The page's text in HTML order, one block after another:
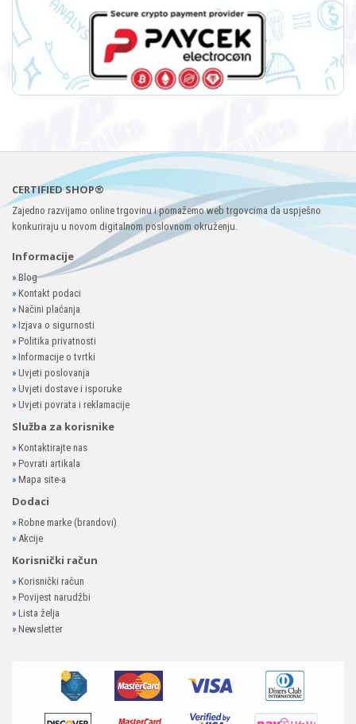
CERTIFIED SHOP®
Zajedno razvijamo online trgovinu i pomažemo web trgovcima da uspješno
konkuriraju u novom digitalnom poslovnom okruženju.
Informacije
»Blog
» Kontakt podaci
» Načini plaćanja
» Izjava o sigurnosti
» Politika privatnosti
» Informacije o tvrtki
» Uvjeti poslovanja
» Uvjeti dostave i isporuke
» Uvjeti povrata i reklamacije
Služba za korisnike
» Kontaktirajte nas
» Povrati artikala
» Mapa site-a
Dodaci
» Robne marke (brandovi)
» Akcije
Korisnički račun
» Korisnički račun
» Povijest narudžbi
» Lista želja
» Newsletter